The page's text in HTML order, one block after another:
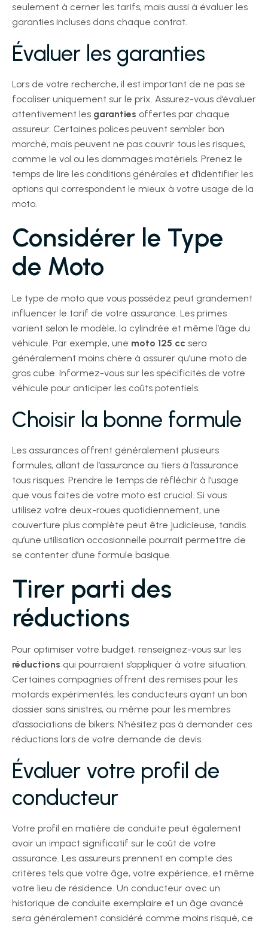
seulement à cerner les tarifs, mais aussi à évaluer les
garanties incluses dans chaque contrat.
Évaluer les garanties
Lors de votre recherche, il est important de ne pas se
focaliser uniquement sur le prix. Assurez-vous d’évaluer
attentivement les garanties offertes par chaque
assureur. Certaines polices peuvent sembler bon
marché, mais peuvent ne pas couvrir tous les risques,
comme le vol ou les dommages matériels. Prenez le
temps de lire les conditions générales et d’identifier les
options qui correspondent le mieux à votre usage de la
moto.
Considérer le Type
de Moto
Le type de moto que vous possédez peut grandement
influencer le tarif de votre assurance. Les primes
varient selon le modèle, la cylindrée et même l’âge du
véhicule. Par exemple, une moto 125 cc sera
généralement moins chère à assurer qu’une moto de
gros cube. Informez-vous sur les spécificités de votre
véhicule pour anticiper les coûts potentiels.
Choisir la bonne formule
Les assurances offrent généralement plusieurs
formules, allant de l’assurance au tiers à l’assurance
tous risques. Prendre le temps de réfléchir à l’usage
que vous faites de votre moto est crucial. Si vous
utilisez votre deux-roues quotidiennement, une
couverture plus complète peut être judicieuse, tandis
qu’une utilisation occasionnelle pourrait permettre de
se contenter d’une formule basique.
Tirer parti des
réductions
Pour optimiser votre budget, renseignez-vous sur les
réductions qui pourraient s’appliquer à votre situation.
Certaines compagnies offrent des remises pour les
motards expérimentés, les conducteurs ayant un bon
dossier sans sinistres, ou même pour les membres
d’associations de bikers. N’hésitez pas à demander ces
réductions lors de votre demande de devis.
Évaluer votre profil de
conducteur
Votre profil en matière de conduite peut également
avoir un impact significatif sur le coût de votre
assurance. Les assureurs prennent en compte des
critères tels que votre âge, votre expérience, et même
votre lieu de résidence. Un conducteur avec un
historique de conduite exemplaire et un âge avancé
sera généralement considéré comme moins risqué, ce